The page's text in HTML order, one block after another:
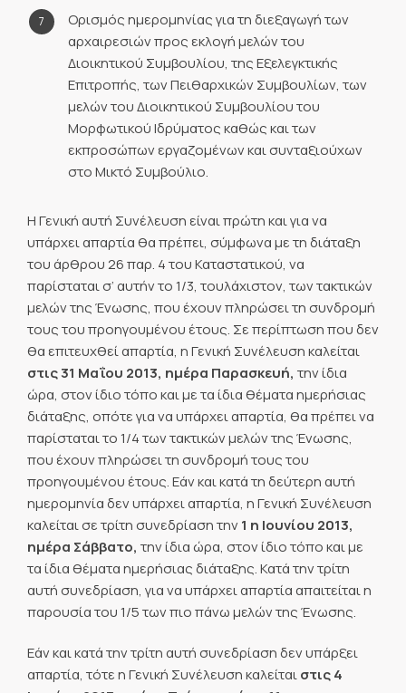
Ορισμός ημερομηνίας για τη διεξαγωγή των
αρχαιρεσιών προς εκλογή μελών του
Διοικητικού Συμβουλίου, της Εξελεγκτικής
Επιτροπής, των Πειθαρχικών Συμβουλίων, των
μελών του Διοικητικού Συμβουλίου του
Μορφωτικού Ιδρύματος καθώς και των
εκπροσώπων εργαζομένων και συνταξιούχων
στο Μικτό Συμβούλιο.
Η Γενική αυτή Συνέλευση είναι πρώτη και για να
υπάρχει απαρτία θα πρέπει, σύμφωνα με τη διάταξη
του άρθρου 26 παρ. 4 του Καταστατικού, να
παρίσταται σ’ αυτήν το 1/3, τουλάχιστον, των τακτικών
μελών της Ένωσης, που έχουν πληρώσει τη συνδρομή
τους του προηγουμένου έτους. Σε περίπτωση που δεν
θα επιτευχθεί απαρτία, η Γενική Συνέλευση καλείται
στις31 Μαΐου 2013, ημέρα Παρασκευή, την ίδια
ώρα, στον ίδιο τόπο και με τα ίδια θέματα ημερήσιας
διάταξης, οπότε για να υπάρχει απαρτία, θα πρέπει να
παρίσταται το 1/4 των τακτικών μελών της Ένωσης,
που έχουν πληρώσει τη συνδρομή τους του
προηγουμένου έτους. Εάν και κατά τη δεύτερη αυτή
ημερομηνία δεν υπάρχει απαρτία, η Γενική Συνέλευση
καλείται σε τρίτη συνεδρίασητην1 η Ιουνίου 2013,
ημέρα Σάββατο, την ίδια ώρα, στον ίδιο τόπο και με
τα ίδια θέματα ημερήσιας διάταξης. Κατά την τρίτη
αυτή συνεδρίαση, για να υπάρχει απαρτία απαιτείται η
παρουσία του 1/5 των πιο πάνω μελών της Ένωσης.
Εάν και κατά την τρίτη αυτή συνεδρίαση δεν υπάρξει
απαρτία, τότε η Γενική Συνέλευση καλείταιστις 4